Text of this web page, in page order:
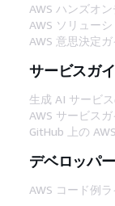
AWS ハンズオ
AWS ソリュー
AWS 意思決定ガ
サービスガ
生成 AI サービ
AWS サービスガ
GitHub 上の
デベロッパ
AWS コード例ラ